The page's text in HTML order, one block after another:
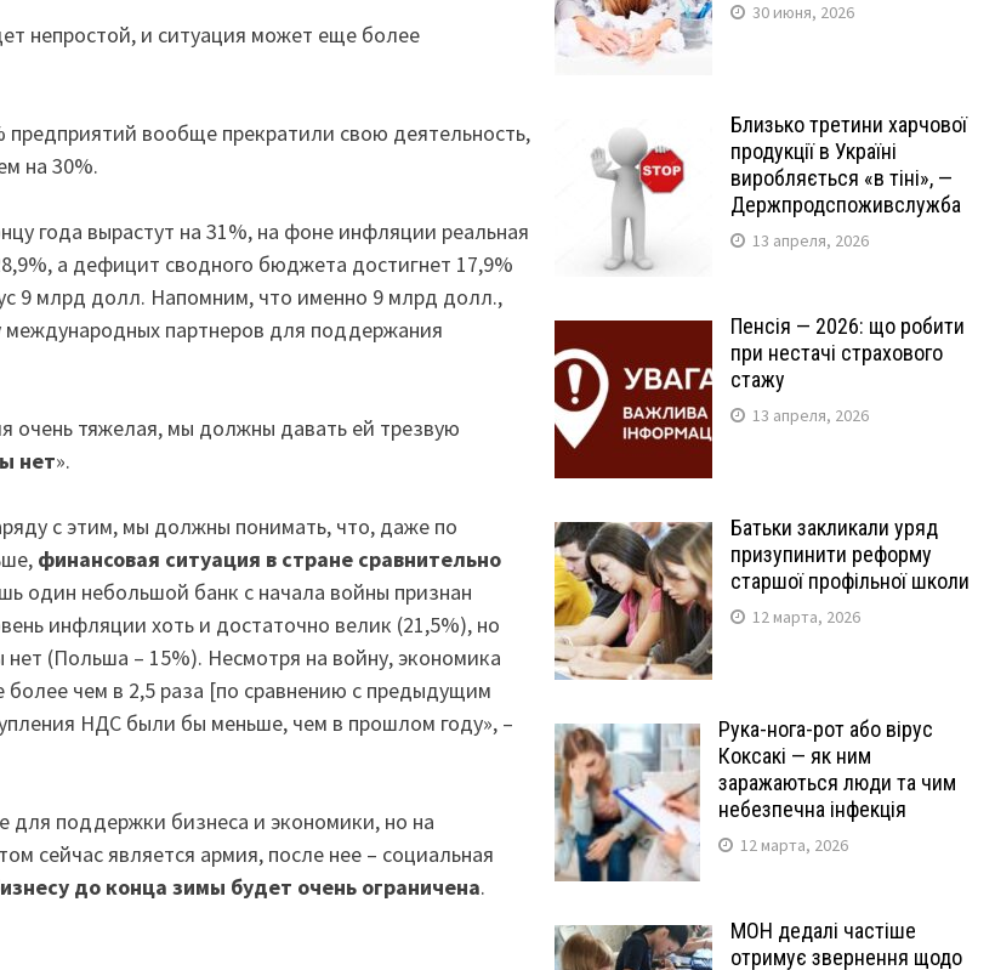
непростой, и ситуация может еще более
вообще прекратили свою деятельность,
на 30%.
года вырастут на 31%, на фоне инфляции реальная
а дефицит сводного бюджета достигнет 17,9%
9 млрд долл. Напомним, что именно 9 млрд долл.,
партнеров для поддержания
очень тяжелая, мы должны давать ей трезвую
нет».
с этим, мы должны понимать, что, даже по
финансовая ситуация в стране сравнительно
один небольшой банк с начала войны признан
инфляции хоть и достаточно велик (21,5%), но
(Польша – 15%). Несмотря на войну, экономика
более чем в 2,5 раза [по сравнению с предыдущим
НДС были бы меньше, чем в прошлом году», –
для поддержки бизнеса и экономики, но на
сейчас является армия, после нее – социальная
до конца зимы будет очень ограничена.
30 июня, 2026
Близько третини харчової
продукції в Україні
виробляється «в тіні», —
Держпродспоживслужба
13 апреля, 2026
Пенсія — 2026: що робити
при нестачі страхового
стажу
13 апреля, 2026
Батьки закликали уряд
призупинити реформу
старшої профільної школи
12 марта, 2026
Рука-нога-рот або вірус
Коксакі — як ним
заражаються люди та чим
небезпечна інфекція
12 марта, 2026
МОН дедалі частіше
отримує звернення щодо